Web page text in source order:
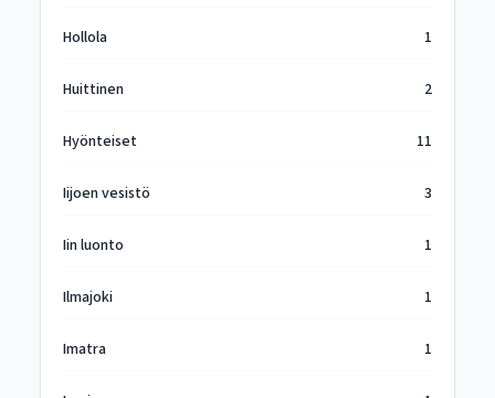
Hollola 1
Huittinen 2
Hyönteiset 11
Iijoen vesistö 3
Iin luonto 1
Ilmajoki 1
Imatra 1